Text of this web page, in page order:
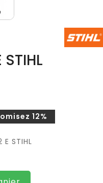
STIHL
12%
E STIHL